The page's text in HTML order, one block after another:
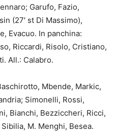
Garufo, Fazio,
(27′ st Di Massimo),
Evacuo. In panchina:
Riccardi, Risolo, Cristiano,
All.: Calabro.
Mbende, Markic,
Simonelli, Rossi,
Bianchi, Bezziccheri, Ricci,
M. Menghi, Besea.